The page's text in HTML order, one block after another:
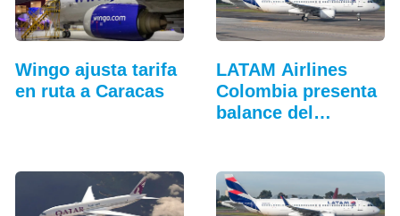
Wingo ajusta tarifa
en ruta a Caracas
LATAM Airlines
Colombia presenta
balance del